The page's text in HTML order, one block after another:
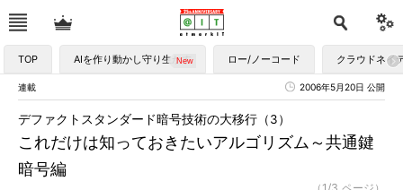
TOP AIを作り動かし守り生かす ロー/ノーコード クラウドネイ
連載 2006年5月20日 公開
これだけは知っておきたいアルゴリズム～共通鍵
暗号編
デファクトスタンダード暗号技術の大移行（3）